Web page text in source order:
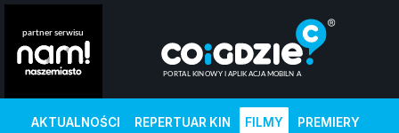
AKTUALNOŚCI REPERTUAR KIN FILMY PREMIERY